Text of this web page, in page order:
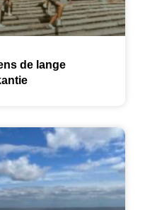
de lange